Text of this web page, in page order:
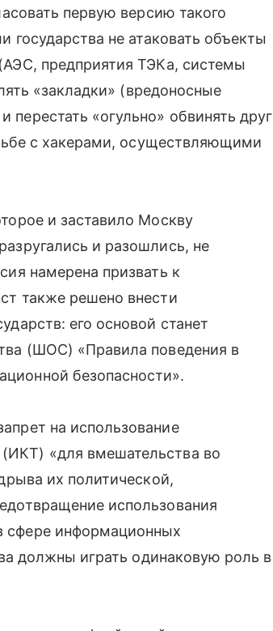
первую версию такого
государства не атаковать объекты
предприятия ТЭКа, системы
«закладки» (вредоносные
«огульно» обвинять друг
с хакерами, осуществляющими
и заставило Москву
и разошлись, не
намерена призвать к
также решено внести
его основой станет
(ШОС) «Правила поведения в
безопасности».
на использование
«для вмешательства во
их политической,
использования
сфере информационных
должны играть одинаковую роль в